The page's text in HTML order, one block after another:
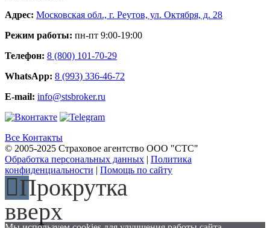
Адрес: Московская обл., г. Реутов, ул. Октября, д. 28
Режим работы: пн-пт 9:00-19:00
Телефон: 8 (800) 101-70-29
WhatsApp: 8 (993) 336-46-72
E-mail: info@stsbroker.ru
Все Контакты
© 2005-2025 Страховое агентство ООО "СТС"
Обработка персональных данных
Политика
конфиденциальности
Помощь по сайту
Прокрутка
вверх